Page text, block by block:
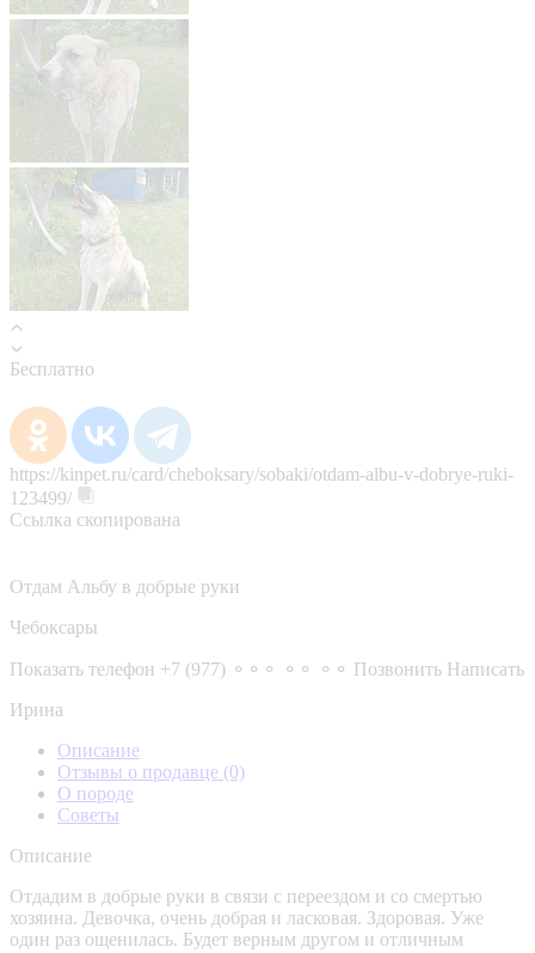
Бесплатно
https://kinpet.ru/card/cheboksary/sobaki/otdam-albu-v-dobrye-ruki-
123499/
Ссылка скопирована
Отдам Альбу в добрые руки
Чебоксары
Показать телефон +7 (977) ⚬⚬⚬ ⚬⚬ ⚬⚬ Позвонить Написать
Ирина
Описание
Отзывы о продавце (0)
О породе
Советы
Описание
Отдадим в добрые руки в связи с переездом и со смертью
хозяина. Девочка, очень добрая и ласковая. Здоровая. Уже
один раз ощенилась. Будет верным другом и отличным